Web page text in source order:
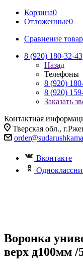
Корзина0
Отложенные0
Сравнение
8 (920) 180-32-43
Назад
Телефоны
8 (920)
8 (920)
Заказать
Контактная
Тверская обл.,
Вконтакте
Воронка
верх д100мм /